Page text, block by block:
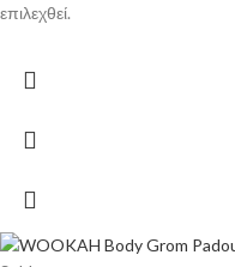
επιλεχθεί.